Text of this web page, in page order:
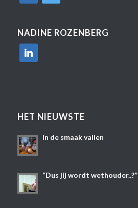
NADINE ROZENBERG
linkedin
HET NIEUWSTE
In de smaak vallen
“Dus jíj wordt wethouder..?”